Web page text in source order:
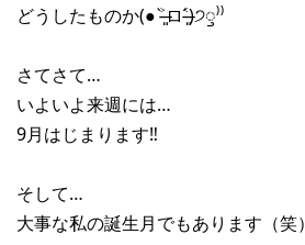
どうしたものか(● ˃̶͈̀ロ˂̶͈́)੭ꠥ⁾⁾
さてさて…
いよいよ来週には…
9月はじまります‼︎
そして…
大事な私の誕生月でもあります（笑）